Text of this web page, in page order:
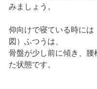
みましょう。
仰向けで寝ている時には
図）ふつうは、
骨盤が少し前に傾き、腰
た状態です。